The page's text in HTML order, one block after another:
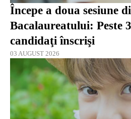
Începe a doua sesiune
Bacalaureatului: Peste
candidaţi înscrişi
03 AUGUST 2026